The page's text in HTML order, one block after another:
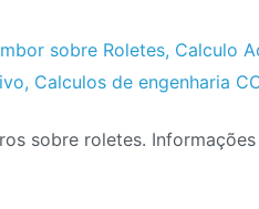
sobre Roletes, Calculo
, Calculos de engenharia
sobre roletes.